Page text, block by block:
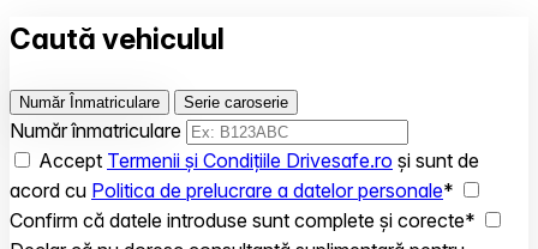
Caută vehiculul
Număr Înmatriculare Serie caroserie
Număr înmatriculare
Accept Termenii și Condițiile Drivesafe.ro și sunt de
acord cu Politica de prelucrare a datelor personale*
Confirm că datele introduse sunt complete și corecte*